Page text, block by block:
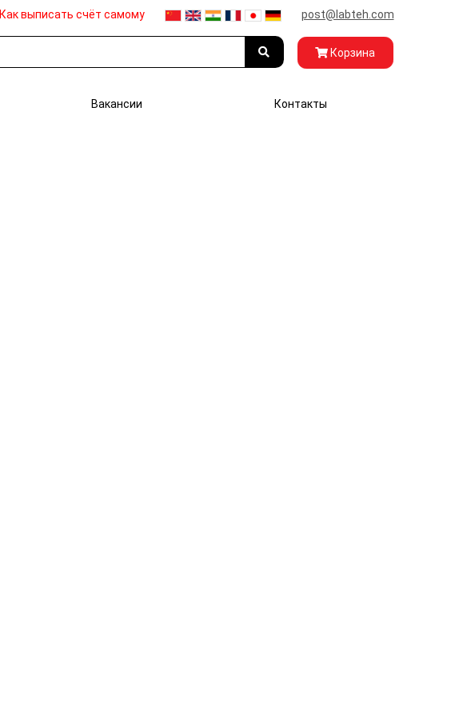
Как выписать счёт самому post@labteh.com
Корзина
Вакансии Контакты